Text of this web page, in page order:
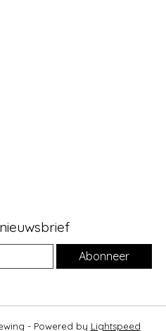
Abonneer
- Powered by Lightspeed